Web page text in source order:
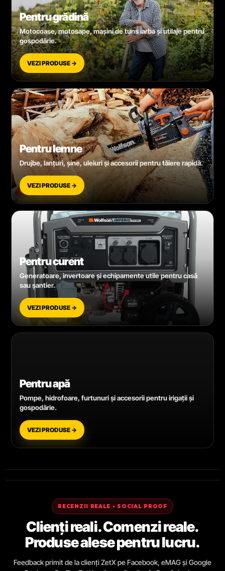
Pentru grădină
Motocoase, motosape, mașini de tuns iarba și utilaje pentru
gospodărie.
VEZI PRODUSE →
Pentru lemne
Drujbe, lanțuri, șine, uleiuri și accesorii pentru tăiere rapidă.
VEZI PRODUSE →
Pentru curent
Generatoare, invertoare și echipamente utile pentru casă
sau șantier.
VEZI PRODUSE →
Pentru apă
Pompe, hidrofoare, furtunuri și accesorii pentru irigații și
gospodărie.
VEZI PRODUSE →
RECENZII REALE • SOCIAL PROOF
Clienți reali. Comenzi reale.
Produse alese pentru lucru.
Feedback primit de la clienți ZetX pe Facebook, eMAG și Google